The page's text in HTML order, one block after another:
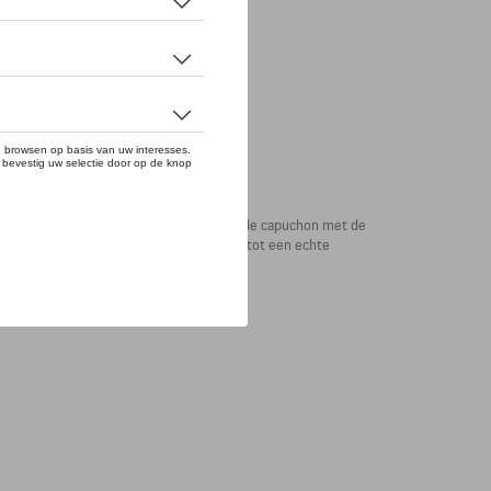
met opvallende details. Het koord van de capuchon met de
binnenvoering, maken de hoody tot een echte